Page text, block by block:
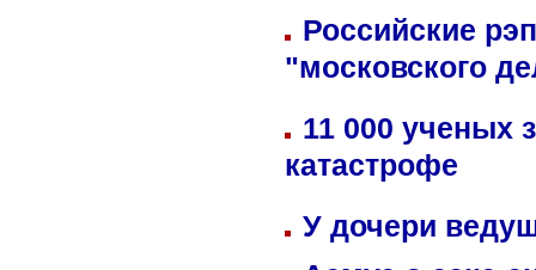
Российские
"московского
11 000 ученых
катастрофе
У дочери